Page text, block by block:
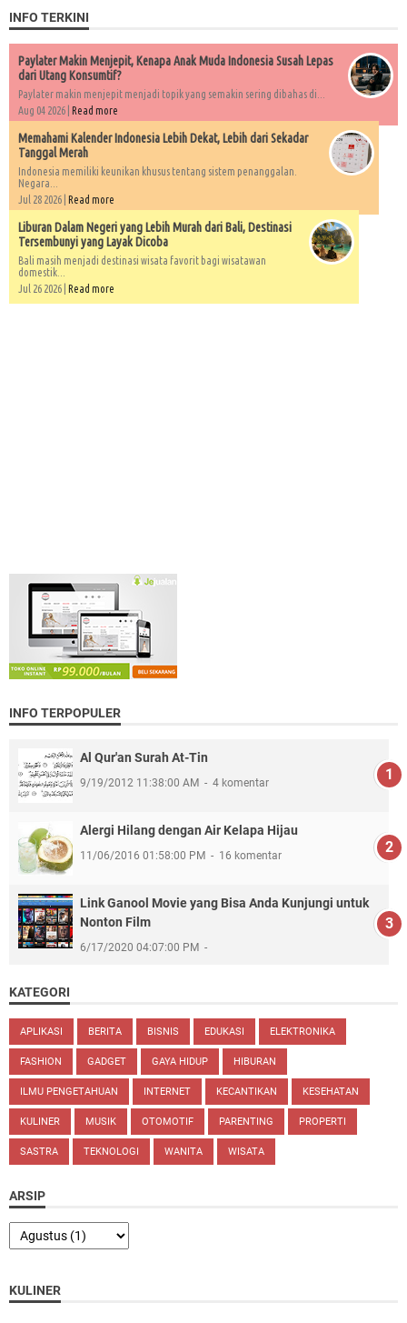
INFO TERKINI
Paylater Makin Menjepit, Kenapa Anak Muda Indonesia Susah Lepas
dari Utang Konsumtif?
Paylater makin menjepit menjadi topik yang semakin sering dibahas di...
Aug 04 2026 | Read more
Memahami Kalender Indonesia Lebih Dekat, Lebih dari Sekadar
Tanggal Merah
Indonesia memiliki keunikan khusus tentang sistem penanggalan.
Negara...
Jul 28 2026 | Read more
Liburan Dalam Negeri yang Lebih Murah dari Bali, Destinasi
Tersembunyi yang Layak Dicoba
Bali masih menjadi destinasi wisata favorit bagi wisatawan
domestik...
Jul 26 2026 | Read more
INFO TERPOPULER
Al Qur'an Surah At-Tin
9/19/2012 11:38:00 AM 4 komentar
Alergi Hilang dengan Air Kelapa Hijau
11/06/2016 01:58:00 PM 16 komentar
Link Ganool Movie yang Bisa Anda Kunjungi untuk
Nonton Film
6/17/2020 04:07:00 PM
KATEGORI
APLIKASI BERITA BISNIS EDUKASI ELEKTRONIKA
FASHION GADGET GAYA HIDUP HIBURAN
ILMU PENGETAHUAN INTERNET KECANTIKAN KESEHATAN
KULINER MUSIK OTOMOTIF PARENTING PROPERTI
SASTRA TEKNOLOGI WANITA WISATA
ARSIP
KULINER